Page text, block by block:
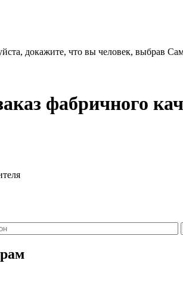
докажите, что вы человек, выбрав
фабричного